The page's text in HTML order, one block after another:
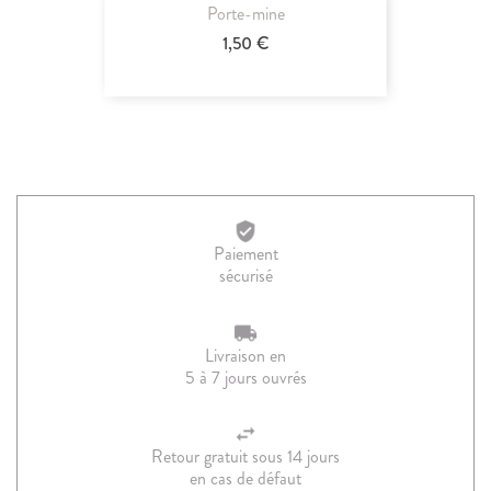
Porte-mine
1,50 €
Paiement
sécurisé
Livraison en
5 à 7 jours ouvrés
Retour gratuit sous 14 jours
en cas de défaut